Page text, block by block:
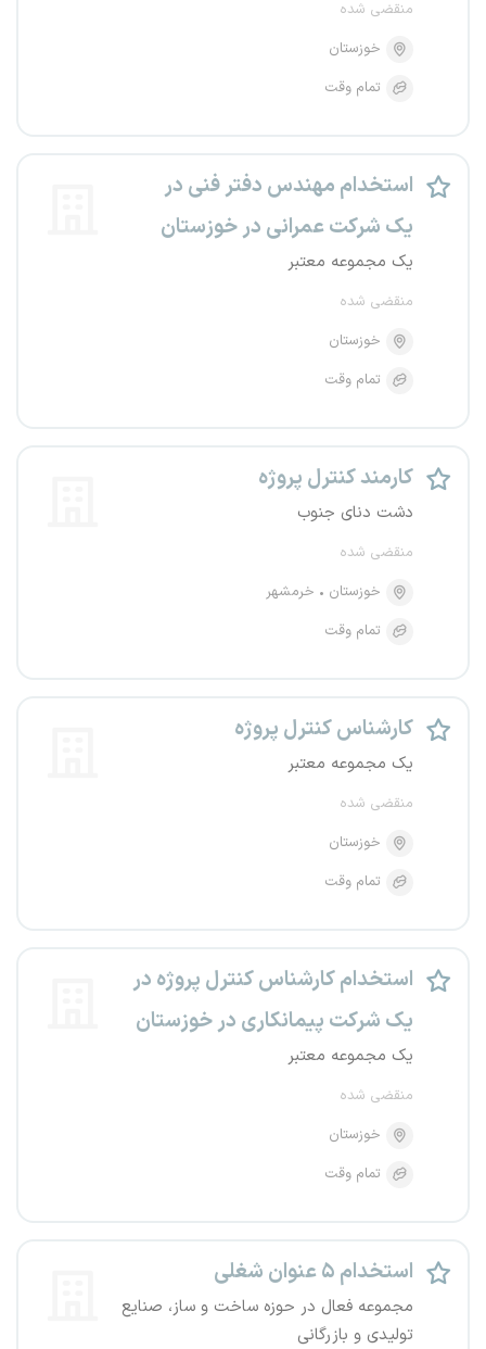
منقضی شده
خوزستان
تمام وقت
استخدام مهندس دفتر فنی در
یک شرکت عمرانی در خوزستان
یک مجموعه معتبر
منقضی شده
خوزستان
تمام وقت
کارمند کنترل پروژه
دشت دنای جنوب
منقضی شده
خوزستان
خرمشهر
تمام وقت
کارشناس کنترل پروژه
یک مجموعه معتبر
منقضی شده
خوزستان
تمام وقت
استخدام کارشناس کنترل پروژه در
یک شرکت پیمانکاری در خوزستان
یک مجموعه معتبر
منقضی شده
خوزستان
تمام وقت
استخدام ۵ عنوان شغلی
مجموعه فعال در حوزه ساخت و ساز، صنایع
تولیدی و بازرگانی